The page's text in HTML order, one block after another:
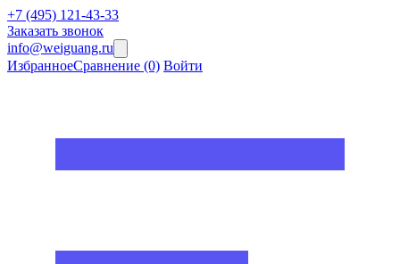
+7 (495) 121-43-33
Заказать звонок
info@weiguang.ru
ИзбранноеСравнение (0) Войти